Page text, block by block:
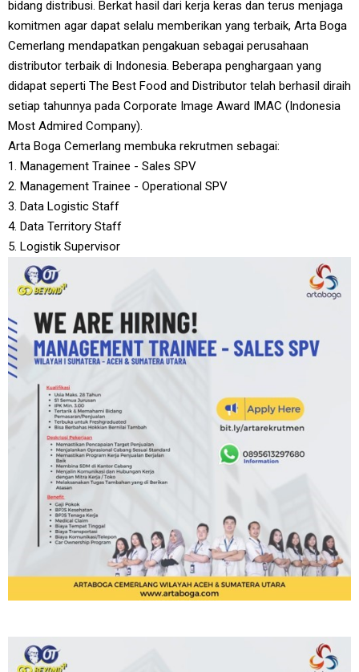
bidang distribusi. Berkat hasil dari kerja keras dan terus menjaga
komitmen agar dapat selalu memberikan yang terbaik, Arta Boga
Cemerlang mendapatkan pengakuan sebagai perusahaan
distributor terbaik di Indonesia. Beberapa penghargaan yang
didapat seperti The Best Food and Distributor telah berhasil diraih
setiap tahunnya pada Corporate Image Award IMAC (Indonesia
Most Admired Company).
Arta Boga Cemerlang membuka rekrutmen sebagai:
1. Management Trainee - Sales SPV
2. Management Trainee - Operational SPV
3. Data Logistic Staff
4. Data Territory Staff
5. Logistik Supervisor